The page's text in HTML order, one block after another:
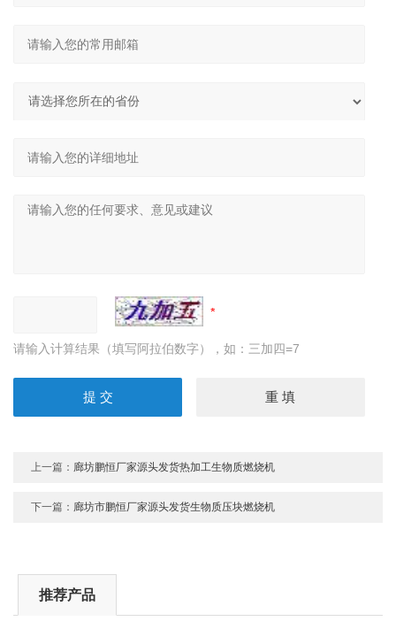
请输入计算结果（填写阿拉伯数字），如：三加四=7
上一篇： 廊坊鹏恒厂家源头发货热加工生物质燃烧机
下一篇： 廊坊市鹏恒厂家源头发货生物质压块燃烧机
推荐产品